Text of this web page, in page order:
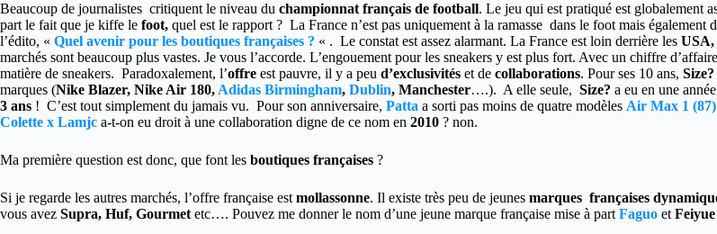
Beaucoup de journalistes critiquent le niveau du championnat français de football. Le jeu qui est pratiqué est globalement
part le fait que je kiffe le foot, quel est le rapport ? La France n’est pas uniquement à la ramasse dans le foot mais également
l’édito, « Quel avenir pour les boutiques françaises ? « . Le constat est assez alarmant. La France est loin derrière les USA,
marchés sont beaucoup plus vastes. Je vous l’accorde. L’engouement pour les sneakers y est plus fort. Avec un chiffre
matière de sneakers. Paradoxalement, l’offre est pauvre, il y a peu d’exclusivités et de collaborations. Pour ses 10 ans, Size?
marques (Nike Blazer, Nike Air 180, Adidas Birmingham, Dublin, Manchester….). A elle seule, Size? a eu en une
3 ans ! C’est tout simplement du jamais vu. Pour son anniversaire, Patta a sorti pas moins de quatre modèles Air Max 1 (87)
Colette x Lamjc a-t-on eu droit à une collaboration digne de ce nom en 2010 ? non.
Ma première question est donc, que font les boutiques françaises ?
Si je regarde les autres marchés, l’offre française est mollassonne. Il existe très peu de jeunes marques françaises
vous avez Supra, Huf, Gourmet etc…. Pouvez me donner le nom d’une jeune marque française mise à part Faguo et Feiyue